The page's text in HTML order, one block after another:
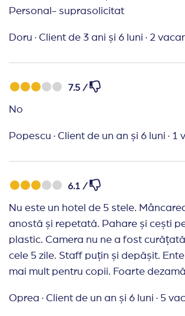
Personal- suprasolicitat
Doru · Client de 3 ani și 6 luni · 2
7.5 /
No
Popescu · Client de un an și 6 luni · 1
6.1 /
Nu este un hotel de 5 stele.
anostă și repetată. Pahare și cești
plastic. Camera nu ne a fost
cele 5 zile. Staff puțin și depășit.
mai mult pentru copii. Foarte
Oprea · Client de un an și 6 luni · 5